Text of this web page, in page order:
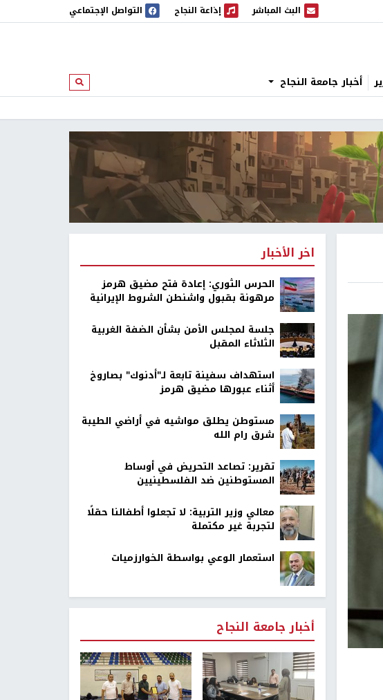
البث المباشر
البث المباشر إذاعة النجاح
إذاعة النجاح التواصل الإجتماعي
أخبار جامعة النجاح ابحث
اخر الأخبار
الحرس الثوري: إعادة فتح مضيق هرمز
مرهونة بقبول واشنطن الشروط الإيرانية
جلسة لمجلس الأمن بشأن الضفة الغربية
الثلاثاء المقبل
استهداف سفينة تابعة لـ"أدنوك" بصاروخ
أثناء عبورها مضيق هرمز
مستوطن يطلق مواشيه في أراضي الطيبة
شرق رام الله
تقرير: تصاعد التحريض في أوساط
المستوطنين ضد الفلسطينيين
معالي وزير التربية: لا تجعلوا أطفالنا حقلًا
لتجربة غير مكتملة
استعمار الوعي بواسطة الخوارزميات
أخبار جامعة النجاح